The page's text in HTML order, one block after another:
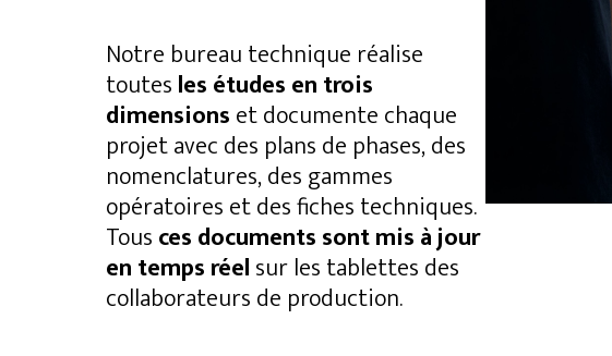
Notre bureau technique réalise
toutesles études en trois
dimensionset documente chaque
projet avec des plans de phases, des
nomenclatures, des gammes
opératoires et des fiches techniques.
Tousces documents sont mis à jour
en temps réelsur les tablettes des
collaborateurs de production.